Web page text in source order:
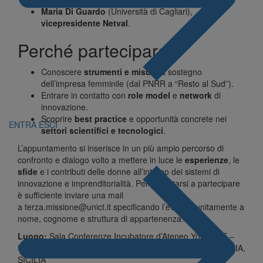
ENTRA ESCI
Maria Di Guardo(Università di Cagliari),
vicepresidente Netval.
Perché partecipare
Conoscere strumenti e misure
a sostegno
dell’impresa femminile (dal PNRR a “Resto al Sud”).
Entrare in contatto con role model e network di
innovazione.
Scoprire best practice e opportunità concrete nei
settori scientifici e tecnologici.
L’appuntamento si inserisce in un più ampio percorso di
confronto e dialogo volto a mettere in luce le esperienze, le
sfide e i contributi delle donne all’interno dei sistemi di
innovazione e imprenditorialità. Per prenotarsi a partecipare
è sufficiente inviare una mail
a terza.missione@unict.it specificando l’evento, unitamente a
nome, cognome e struttura di appartenenza.
Luogo:Sala Conferenze Incubatore d’Ateneo YouCUBE –
UniCT Innovation Hub, Via San Nullo, 5i, CATANIA, CATANIA,
SICILIA